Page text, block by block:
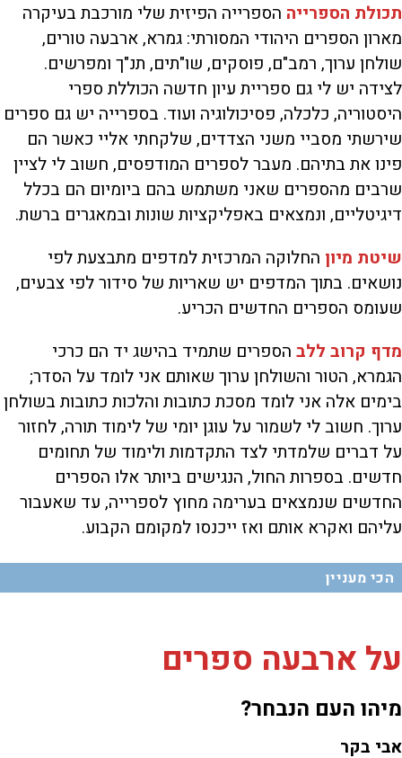
תכולת הספרייה הספרייה הפיזית שלי מורכבת בעיקרה
מארון הספרים היהודי המסורתי: גמרא, ארבעה טורים,
שולחן ערוך, רמב"ם, פוסקים, שו"תים, תנ"ך ומפרשים.
לצידה יש לי גם ספריית עיון חדשה הכוללת ספרי
היסטוריה, כלכלה, פסיכולוגיה ועוד. בספרייה יש גם ספרים
שירשתי מסביי משני הצדדים, שלקחתי אליי כאשר הם
פינו את בתיהם. מעבר לספרים המודפסים, חשוב לי לציין
שרבים מהספרים שאני משתמש בהם ביומיום הם בכלל
דיגיטליים, ונמצאים באפליקציות שונות ובמאגרים ברשת.
שיטת מיון החלוקה המרכזית למדפים מתבצעת לפי
נושאים. בתוך המדפים יש שאריות של סידור לפי צבעים,
שעומס הספרים החדשים הכריע.
מדף קרוב ללב הספרים שתמיד בהישג יד הם כרכי
הגמרא, הטור והשולחן ערוך שאותם אני לומד על הסדר;
בימים אלה אני לומד מסכת כתובות והלכות כתובות בשולחן
ערוך. חשוב לי לשמור על עוגן יומי של לימוד תורה, לחזור
על דברים שלמדתי לצד התקדמות ולימוד של תחומים
חדשים. בספרות החול, הנגישים ביותר אלו הספרים
החדשים שנמצאים בערימה מחוץ לספרייה, עד שאעבור
עליהם ואקרא אותם ואז ייכנסו למקומם הקבוע.
הכי מעניין
על ארבעה ספרים
מיהו העם הנבחר?
אבי בקר